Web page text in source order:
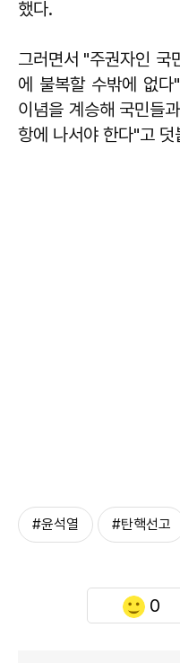
했다.
그러면서 "주권자인 국
에 불복할 수밖에 없
이념을 계승해 국민들
항에 나서야 한다"고 덧
#윤석열 #탄핵선고
0